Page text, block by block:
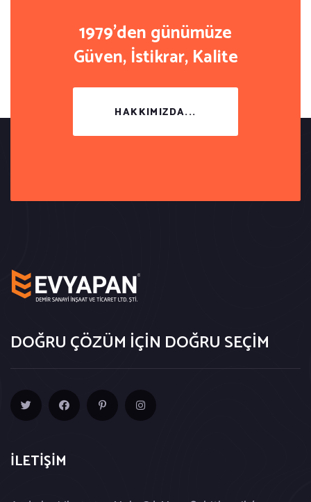
1979'den günümüze
Güven, İstikrar, Kalite
HAKKIMIZDA...
DOĞRU ÇÖZÜM İÇİN DOĞRU SEÇİM
İLETİŞİM